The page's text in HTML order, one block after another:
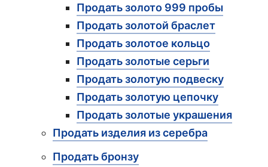
Продать золото 999 пробы
Продать золотой браслет
Продать золотое кольцо
Продать золотые серьги
Продать золотую подвеску
Продать золотую цепочку
Продать золотые украшения
Продать изделия из серебра
Продать бронзу